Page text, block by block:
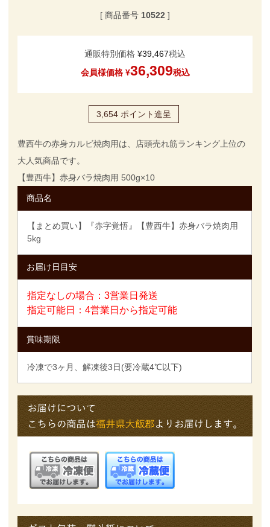
商品番号 10522
通販特別価格 ¥39,467税込
会員様価格 ¥36,309税込
3,654 ポイント進呈
豊西牛の赤身カルビ焼肉用は、店頭売れ筋ランキング上位の
大人気商品です。
【豊西牛】赤身バラ焼肉用 500g×10
商品名
【まとめ買い】『赤字覚悟』【豊西牛】赤身バラ焼肉用
5kg
お届け日目安
指定なしの場合：3営業日発送
指定可能日：4営業日から指定可能
賞味期限
冷凍で3ヶ月、解凍後3日(要冷蔵4℃以下)